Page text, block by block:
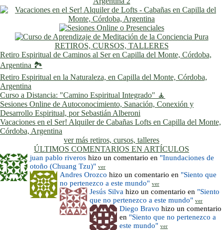
RETIROS, CURSOS, TALLERES
Retiro Espiritual de Caminos al Ser en Capilla del Monte, Córdoba,
Argentina 🏞️
Retiro Espiritual en la Naturaleza, en Capilla del Monte, Córdoba,
Argentina
Curso a Distancia: "Camino Espiritual Integrado" 🧘
Sesiones Online de Autoconocimiento, Sanación, Conexión y
Desarrollo Espiritual, por Sebastián Alberoni
Vacaciones en el Ser! Alquiler de Cabañas Lofts en Capilla del Monte,
Córdoba, Argentina
ver más retiros, cursos, talleres
ÚLTIMOS COMENTARIOS EN ARTÍCULOS
juan pablo riveros hizo un comentario en "Inundaciones de
otoño (Chuang Tzu)" ver
Andres Orozco hizo un comentario en "Siento que
no pertenezco a este mundo" ver
Jesús Silva hizo un comentario en "Siento
que no pertenezco a este mundo" ver
Diego Bravo hizo un comentario
en "Siento que no pertenezco a
este mundo" ver